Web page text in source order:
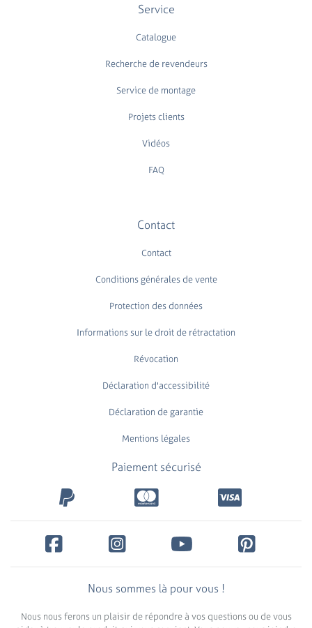
Service
Catalogue
Recherche de revendeurs
Service de montage
Projets clients
Vidéos
FAQ
Contact
Contact
Conditions générales de vente
Protection des données
Informations sur le droit de rétractation
Révocation
Déclaration d'accessibilité
Déclaration de garantie
Mentions légales
Paiement sécurisé
Nous sommes là pour vous !
Nous nous ferons un plaisir de répondre à vos questions ou de vous